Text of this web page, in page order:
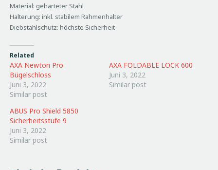
Material: gehärteter Stahl
Halterung: inkl. stabilem Rahmenhalter
Diebstahlschutz: höchste Sicherheit
Related
AXA Newton Pro
Bügelschloss
Juni 3, 2022
Similar post
AXA FOLDABLE LOCK 600
Juni 3, 2022
Similar post
ABUS Pro Shield 5850
Sicherheitsstufe 9
Juni 3, 2022
Similar post